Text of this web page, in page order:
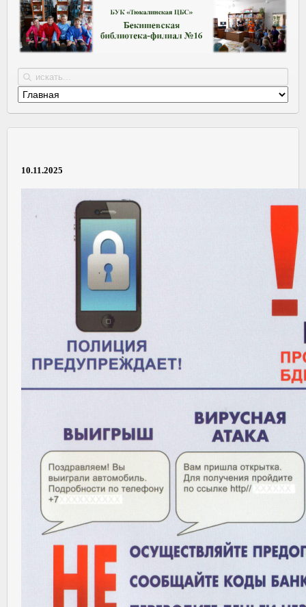
10.11.2025